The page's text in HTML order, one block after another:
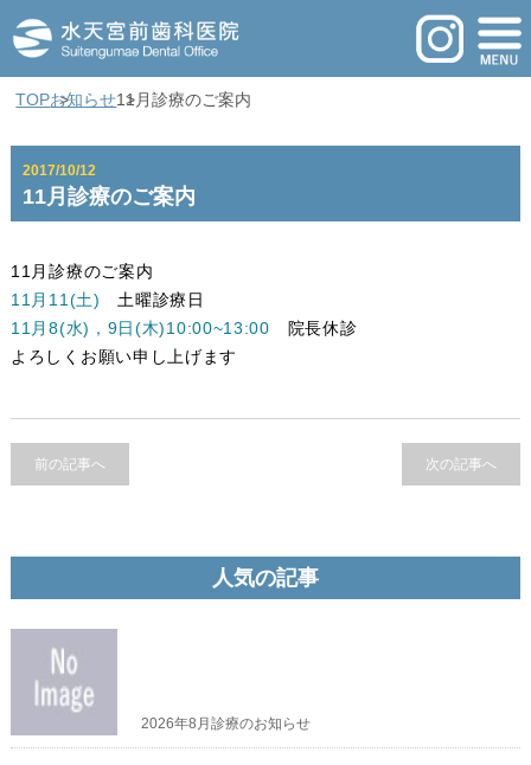
TOPお知らせ11月診療のご案内
2017/10/12
11月診療のご案内
11月診療のご案内
11月11(土) 土曜診療日
11月8(水)，9日(木)10:00~13:00
院長休診
よろしくお願い申し上げます
前の記事へ 次の記事へ
人気の記事
2026年8月診療のお知らせ